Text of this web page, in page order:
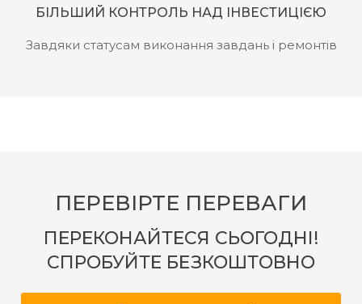
БІЛЬШИЙ КОНТРОЛЬ НАД ІНВЕСТИЦІЄЮ
Завдяки статусам виконання завдань і ремонтів
ПЕРЕВІРТЕ ПЕРЕВАГИ
ПЕРЕКОНАЙТЕСЯ СЬОГОДНІ!
СПРОБУЙТЕ БЕЗКОШТОВНО